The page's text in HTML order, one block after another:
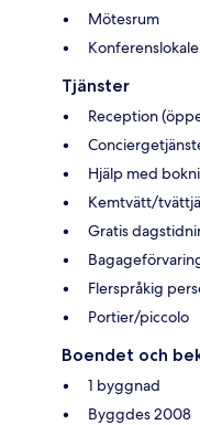
Mötesrum
Tjänster
Reception
Hjälp med
Kemtvätt/
Gratis
Flerspråkig
Portier/piccolo
Boendet och
1 byggnad
Byggdes 2008